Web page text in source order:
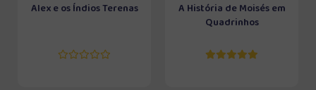
Alex e os Índios Terenas
A História de Moisés em
Quadrinhos